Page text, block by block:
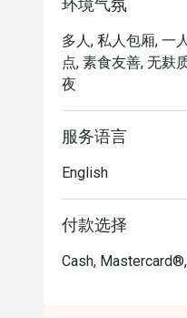
・Braised Short
・Artisanal
・Seasonal
🥤 招牌饮品
・经典与特色创意
⭐ Google 评分：
环境气氛
多人, 私人包厢, 一
点, 素食友善, 无麸
夜
服务语言
English
付款选择
Cash,